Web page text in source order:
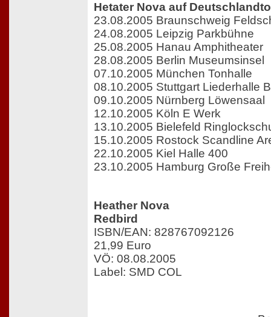
Hetater Nova auf
23.08.2005 Braunschweig
24.08.2005 Leipzig Parkbühne
25.08.2005 Hanau Amphitheater
28.08.2005 Berlin Museumsinsel
07.10.2005 München Tonhalle
08.10.2005 Stuttgart Liederhalle
09.10.2005 Nürnberg Löwensaal
12.10.2005 Köln E Werk
13.10.2005 Bielefeld
15.10.2005 Rostock Scandline
22.10.2005 Kiel Halle 400
23.10.2005 Hamburg Große
Heather Nova
Redbird
ISBN/EAN: 828767092126
21,99 Euro
VÖ: 08.08.2005
Label: SMD COL